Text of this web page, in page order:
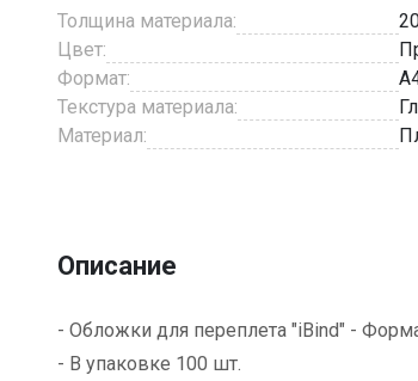
Толщина материала:
Цвет:
Формат:
Текстура материала:
Материал:
Описание
- Обложки для переплета "iBind" -
- В упаковке 100 шт.